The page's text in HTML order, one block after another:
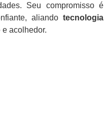
Seu compromisso é
aliando tecnologia
acolhedor.